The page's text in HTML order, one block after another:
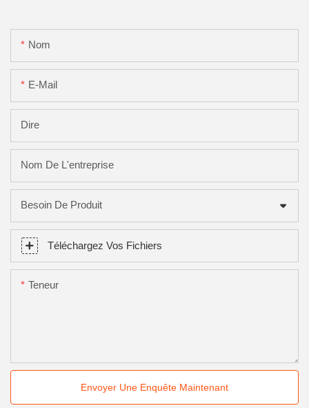
Nom
E-Mail
Dire
Nom De L'entreprise
Besoin De Produit
Téléchargez Vos Fichiers
Teneur
Envoyer Une Enquête Maintenant